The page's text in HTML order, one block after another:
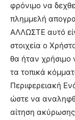
φρόνιμο να
πλημμελή
ΑΛΛΩΣΤΕ αυτό
στοιχεία ο
θα ήταν χρήσιμο
τα τοπικά
Περιφερειακή
ώστε να
αίτηση